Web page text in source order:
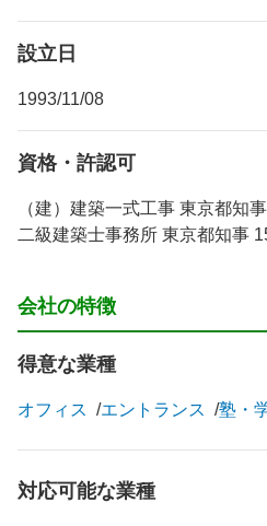
設立日
1993/11/08
資格・許認可
（建）建築一式工事 東京都知
二級建築士事務所 東京都知事
会社の特徴
得意な業種
オフィス エントランス 塾・
対応可能な業種